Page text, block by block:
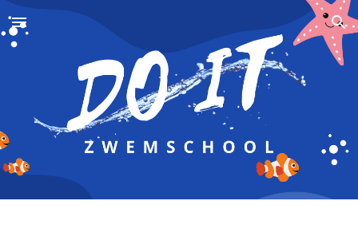
Skip to main content Skip to navigation